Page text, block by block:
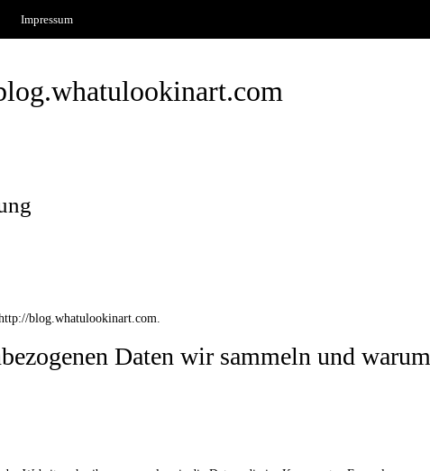
Impressum
blog.whatulookinart.com.
Daten wir sammeln und warum